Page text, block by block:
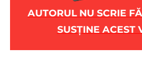
AUTORUL NU SCRIE
SUSȚINE ACEST